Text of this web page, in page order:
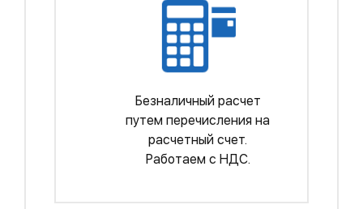
Безналичный расчет
путем перечисления на
расчетный счет.
Работаем с НДС.